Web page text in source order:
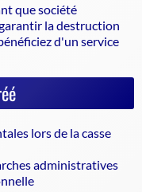
que société
ladestruction
d'un service
lors de la casse
administratives